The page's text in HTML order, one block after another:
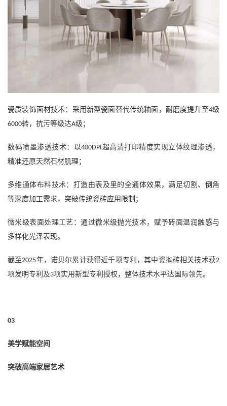
瓷质装饰面材技术：采用新型瓷面替代传统釉面，耐磨度提升至4级
6000转，抗污等级达A级；
数码喷墨渗透技术：以400DPI 超高清打印精度实现立体纹理渗透，
精准还原天然石材肌理；
多维通体布料技术：打造由表及里的全通体效果，满足切割、倒角
等深度加工需求，突破传统瓷砖应用限制；
微米级表面处理工艺：通过微米级抛光技术，赋予砖面温润触感与
多样化光泽表现。
截至2025年，诺贝尔累计获得近千项专利，其中瓷抛砖相关技术获2
项发明专利及3项实用新型专利授权，整体技术水平达国际领先。
03
美学赋能空间
突破高端家居艺术